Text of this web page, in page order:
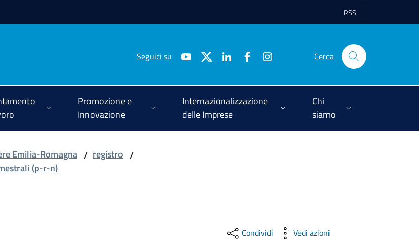
RSS
Seguici su Cerca
Promozione e
Innovazione
Internazionalizzazione
delle Imprese
Chi
siamo
Emilia-Romagna / registro /
(p-r-n)
Condividi Vedi azioni